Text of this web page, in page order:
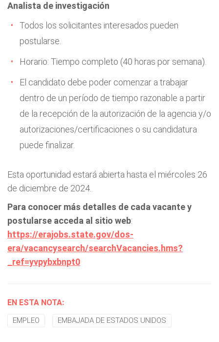
Analista de investigación
Todos los solicitantes interesados pueden
postularse.
Horario: Tiempo completo (40 horas por semana).
El candidato debe poder comenzar a trabajar
dentro de un período de tiempo razonable a partir
de la recepción de la autorización de la agencia y/o
autorizaciones/certificaciones o su candidatura
puede finalizar.
Esta oportunidad estará abierta hasta el miércoles 26
de diciembre de 2024.
Para conocer más detalles de cada vacante y
postularse acceda al sitio web:
https://erajobs.state.gov/dos-
era/vacancysearch/searchVacancies.hms?
_ref=yvpybxbnpt0
EN ESTA NOTA:
EMPLEO EMBAJADA DE ESTADOS UNIDOS